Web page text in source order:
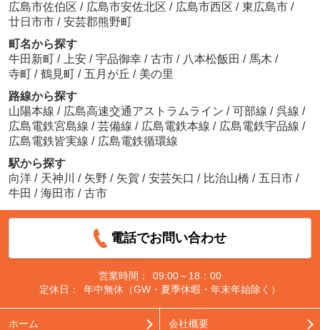
広島市佐伯区 / 広島市安佐北区 / 広島市西区 / 東広島市 /
廿日市市 / 安芸郡熊野町
町名から探す
牛田新町 / 上安 / 宇品御幸 / 古市 / 八本松飯田 / 馬木 /
寺町 / 鶴見町 / 五月が丘 / 美の里
路線から探す
山陽本線 / 広島高速交通アストラムライン / 可部線 / 呉線 /
広島電鉄宮島線 / 芸備線 / 広島電鉄本線 / 広島電鉄宇品線 /
広島電鉄皆実線 / 広島電鉄循環線
駅から探す
向洋 / 天神川 / 矢野 / 矢賀 / 安芸矢口 / 比治山橋 / 五日市 /
牛田 / 海田市 / 古市
電話でお問い合わせ
営業時間：
09:00～18：00
定休日：
年中無休（GW・夏季休暇・年末年始除く）
ホーム 会社概要